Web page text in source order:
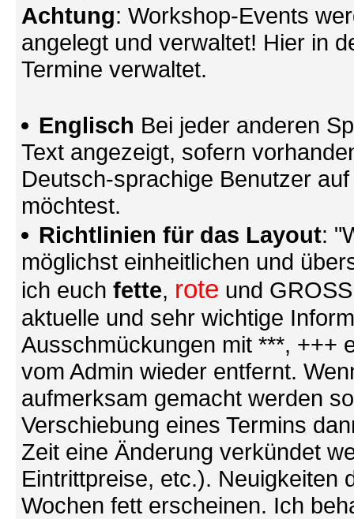
Achtung: Workshop-Events
angelegt und verwaltet! Hier in
Termine verwaltet.
Englisch Bei jeder anderen
Text angezeigt, sofern
Deutsch-sprachige Benutzer
möchtest.
Richtlinien für das Layout:
möglichst einheitlichen und
ich euch fette, rote und
aktuelle und sehr wichtige
Ausschmückungen mit ***, +++
vom Admin wieder entfernt.
aufmerksam gemacht werden
Verschiebung eines Termins
Zeit eine Änderung verkündet
Eintrittpreise, etc.). Neuigkeiten
Wochen fett erscheinen. Ich